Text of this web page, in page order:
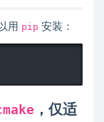
用 pip 安装：
，仅适